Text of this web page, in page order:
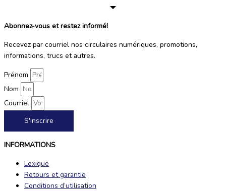
Abonnez-vous et restez informé!
Recevez par courriel nos circulaires numériques, promotions,
informations, trucs et autres.
Prénom
Nom
Courriel
S'inscrire
INFORMATIONS
Lexique
Retours et garantie
Conditions d’utilisation